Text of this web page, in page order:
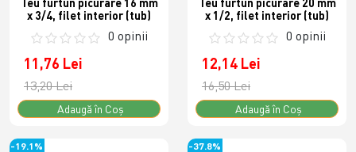
x 3/4, filet interior (tub)
0 opinii
11,76 Lei
13,20 Lei
Adaugă în Coş
x 1/2, filet interior (tub)
0 opinii
12,14 Lei
16,50 Lei
Adaugă în Coş
-19.1% -37.8%